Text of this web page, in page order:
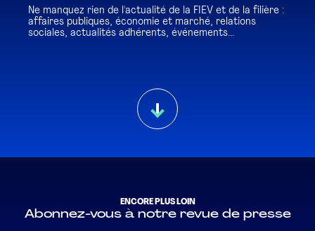
Ne manquez rien de l'actualité de la FIEV et de la filière :
affaires publiques, économie et marché, relations
sociales, actualités adhérents, événements...
ENCORE PLUS LOIN
Abonnez-vous à notre revue de presse